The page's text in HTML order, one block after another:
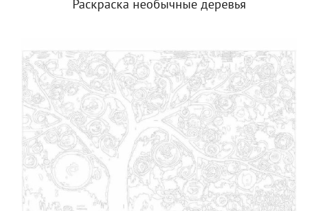
Раскраска необычные деревья